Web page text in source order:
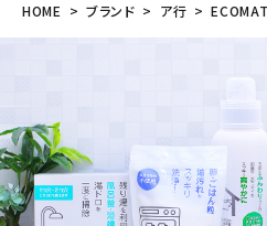
新商品
カテゴリーから探す
HOME ブランド ア行